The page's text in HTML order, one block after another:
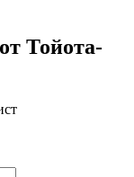
Тойота-